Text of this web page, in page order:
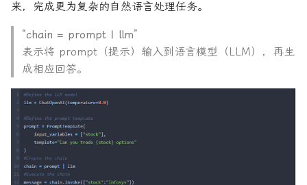
来，完成更为复杂的自然语言处理任务。
“chain = prompt | llm”
表示将 prompt（提示）输入到语言模型（LLM），再生
成相应回答。